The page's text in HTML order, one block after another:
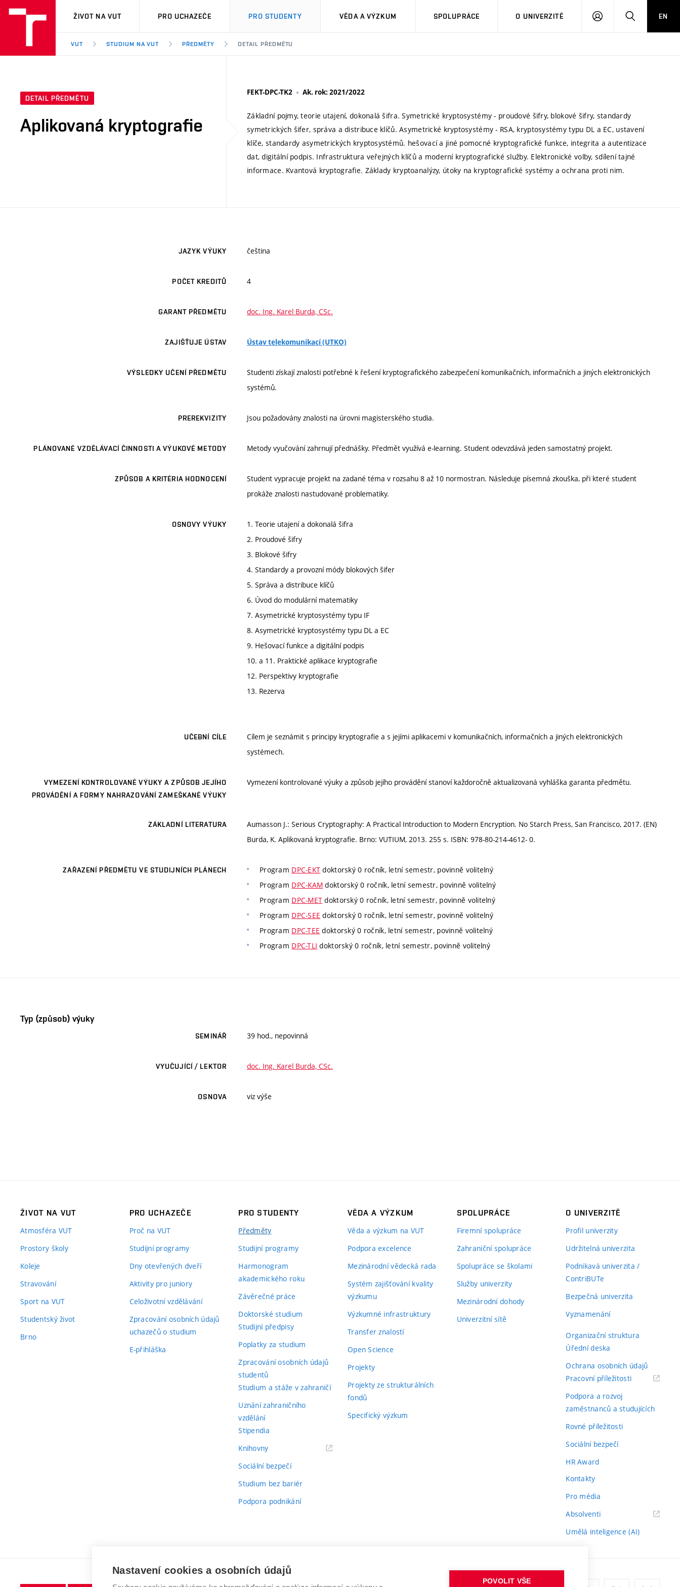
VUT
ŽIVOT NA VUT PRO UCHAZEČE PRO STUDENTY VĚDA A VÝZKUM SPOLUPRÁCE O UNIVERZITĚ
PŘIHLÁSIT HLEDATEN
VUT STUDIUM NA VUT PŘEDMĚTY DETAIL PŘEDMĚTU
DETAIL PŘEDMĚTU
Aplikovaná kryptografie
FEKT-DPC-TK2 Ak. rok: 2021/2022
Základní pojmy, teorie utajení, dokonalá šifra. Symetrické kryptosystémy - proudové šifry, blokové šifry, standardy
symetrických šifer, správa a distribuce klíčů. Asymetrické kryptosystémy - RSA, kryptosystémy typu DL a EC, ustavení
klíče, standardy asymetrických kryptosystémů. hešovací a jiné pomocné kryptografické funkce, integrita a autentizace
dat, digitální podpis. Infrastruktura veřejných klíčů a moderní kryptografické služby. Elektronické volby, sdílení tajné
informace. Kvantová kryptografie. Základy kryptoanalýzy, útoky na kryptografické systémy a ochrana proti nim.
JAZYK VÝUKY čeština
POČET KREDITŮ 4
GARANT PŘEDMĚTU doc. Ing. Karel Burda, CSc.
ZAJIŠŤUJE ÚSTAV Ústav telekomunikací (UTKO)
VÝSLEDKY UČENÍ PŘEDMĚTU
Studenti získají znalosti potřebné k řešení kryptografického zabezpečení komunikačních, informačních a jiných elektronických
systémů.
PREREKVIZITY Jsou požadovány znalosti na úrovni magisterského studia.
PLÁNOVANÉ VZDĚLÁVACÍ ČINNOSTI A VÝUKOVÉ METODY Metody vyučování zahrnují přednášky. Předmět využívá e-learning. Student odevzdává jeden samostatný projekt.
ZPŮSOB A KRITÉRIA HODNOCENÍ
Student vypracuje projekt na zadané téma v rozsahu 8 až 10 normostran. Následuje písemná zkouška, při které student
prokáže znalosti nastudované problematiky.
OSNOVY VÝUKY
1. Teorie utajení a dokonalá šifra
2. Proudové šifry
3. Blokové šifry
4. Standardy a provozní módy blokových šifer
5. Správa a distribuce klíčů
6. Úvod do modulární matematiky
7. Asymetrické kryptosystémy typu IF
8. Asymetrické kryptosystémy typu DL a EC
9. Hešovací funkce a digitální podpis
10. a 11. Praktické aplikace kryptografie
12. Perspektivy kryptografie
13. Rezerva
UČEBNÍ CÍLE
Cílem je seznámit s principy kryptografie a s jejími aplikacemi v komunikačních, informačních a jiných elektronických
systémech.
VYMEZENÍ KONTROLOVANÉ VÝUKY A ZPŮSOB JEJÍHO
PROVÁDĚNÍ A FORMY NAHRAZOVÁNÍ ZAMEŠKANÉ VÝUKY
Vymezení kontrolované výuky a způsob jejího provádění stanoví každoročně aktualizovaná vyhláška garanta předmětu.
ZÁKLADNÍ LITERATURA
Aumasson J.: Serious Cryptography: A Practical Introduction to Modern Encryption. No Starch Press, San Francisco, 2017. (EN)
Burda, K. Aplikovaná kryptografie. Brno: VUTIUM, 2013. 255 s. ISBN: 978-80-214-4612- 0.
ZAŘAZENÍ PŘEDMĚTU VE STUDIJNÍCH PLÁNECH Program DPC-EKT doktorský 0 ročník, letní semestr, povinně volitelný
Program DPC-KAM doktorský 0 ročník, letní semestr, povinně volitelný
Program DPC-MET doktorský 0 ročník, letní semestr, povinně volitelný
Program DPC-SEE doktorský 0 ročník, letní semestr, povinně volitelný
Program DPC-TEE doktorský 0 ročník, letní semestr, povinně volitelný
Program DPC-TLI doktorský 0 ročník, letní semestr, povinně volitelný
Typ (způsob) výuky
SEMINÁŘ 39 hod., nepovinná
VYUČUJÍCÍ / LEKTOR doc. Ing. Karel Burda, CSc.
OSNOVA viz výše
ŽIVOT NA VUT
Atmosféra VUT
Prostory školy
Koleje
Stravování
Sport na VUT
Studentský život
Brno
PRO UCHAZEČE
Proč na VUT
Studijní programy
Dny otevřených dveří
Aktivity pro juniory
Celoživotní vzdělávání
Zpracování osobních údajů
uchazečů o studium
E-přihláška
PRO STUDENTY
Předměty
Studijní programy
Harmonogram
akademického roku
Závěrečné práce
Doktorské studium
Studijní předpisy
Poplatky za studium
Zpracování osobních údajů
studentů
Studium a stáže v zahraničí
Uznání zahraničního
vzdělání
Stipendia
Knihovny(externí
Sociální bezpečí
Studium bez bariér
Podpora podnikání
VĚDA A VÝZKUM
Věda a výzkum na VUT
Podpora excelence
Mezinárodní vědecká rada
Systém zajišťování kvality
výzkumu
Výzkumné infrastruktury
Transfer znalostí
Open Science
Projekty
Projekty ze strukturálních
fondů
Specifický výzkum
SPOLUPRÁCE
Firemní spolupráce
Zahraniční spolupráce
Spolupráce se školami
Služby univerzity
Mezinárodní dohody
Univerzitní sítě
O UNIVERZITĚ
Profil univerzity
Udržitelná univerzita
Podnikavá univerzita /
ContriBUTe
Bezpečná univerzita
Vyznamenání
Organizační struktura
Úřední deska
Ochrana osobních údajů
Pracovní příležitosti(externí
Podpora a rozvoj
zaměstnanců a studujících
Rovné příležitosti
Sociální bezpečí
HR Award
Kontakty
Pro média
Absolventi(externí
Umělá inteligence (AI)
Nastavení cookies a osobních údajů
POVOLIT VŠE